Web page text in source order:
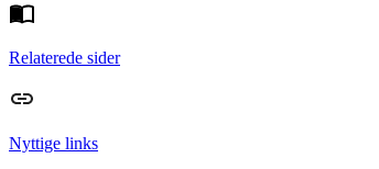
Relaterede sider
Nyttige links